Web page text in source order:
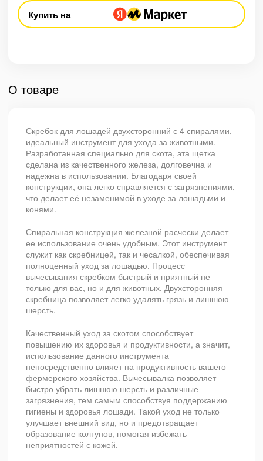
Купить на
О товаре
Скребок для лошадей двухсторонний с 4 спиралями,
идеальный инструмент для ухода за животными.
Разработанная специально для скота, эта щетка
сделана из качественного железа, долговечна и
надежна в использовании. Благодаря своей
конструкции, она легко справляется с загрязнениями,
что делает её незаменимой в уходе за лошадьми и
конями.
Спиральная конструкция железной расчески делает
ее использование очень удобным. Этот инструмент
служит как скребницей, так и чесалкой, обеспечивая
полноценный уход за лошадью. Процесс
вычесывания скребком быстрый и приятный не
только для вас, но и для животных. Двухсторонняя
скребница позволяет легко удалять грязь и лишнюю
шерсть.
Качественный уход за скотом способствует
повышению их здоровья и продуктивности, а значит,
использование данного инструмента
непосредственно влияет на продуктивность вашего
фермерского хозяйства. Вычесывалка позволяет
быстро убрать лишнюю шерсть и различные
загрязнения, тем самым способствуя поддержанию
гигиены и здоровья лошади. Такой уход не только
улучшает внешний вид, но и предотвращает
образование колтунов, помогая избежать
неприятностей с кожей.